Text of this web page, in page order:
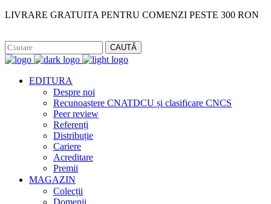
LIVRARE GRATUITA PENTRU COMENZI PESTE 300 RON
CAUTĂ
EDITURA
Despre noi
Recunoaștere CNATDCU și clasificare CNCS
Peer review
Referenți
Distribuție
Cariere
Acreditare
Premii
MAGAZIN
Colecții
Domenii